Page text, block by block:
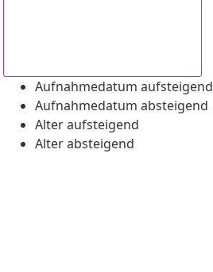
Aufnahmedatum aufsteigend
Aufnahmedatum absteigend
Alter aufsteigend
Alter absteigend